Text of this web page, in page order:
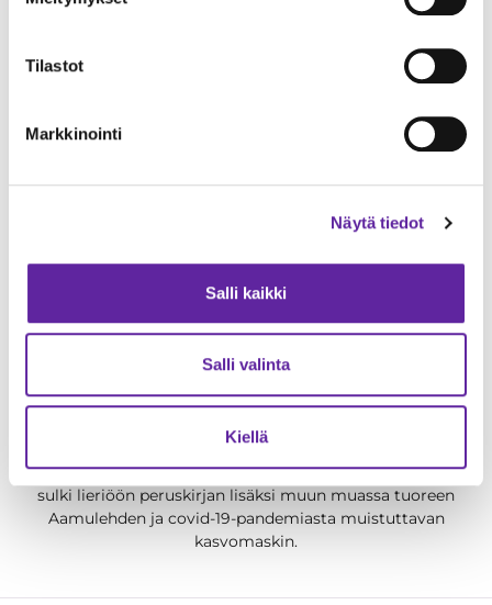
Tilastot
Markkinointi
Näytä tiedot
Salli kaikki
Salli valinta
Kiellä
Ahlström Kiinteistöt Oy:n toimitusjohtaja Peter
Ahlström, Jatke Pirkanmaa Oy:n toimitusjohtaja Jukka
Anttonen juhlistivat peruskiven muurausta.
Jatke Pirkanmaa Oy:n projektijohtaja Rauno Kulmala
sulki lieriöön peruskirjan lisäksi muun muassa tuoreen
Aamulehden ja covid-19-pandemiasta muistuttavan
kasvomaskin.